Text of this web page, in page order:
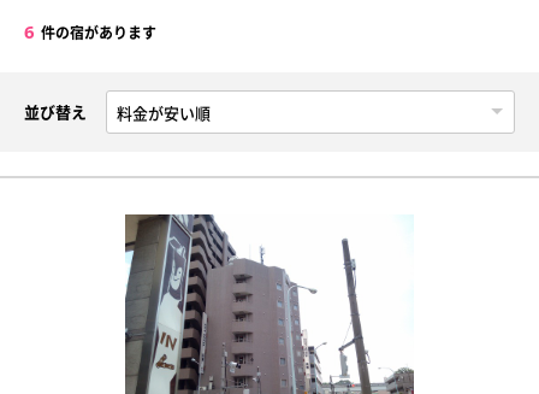
6 件の宿があります
並び替え